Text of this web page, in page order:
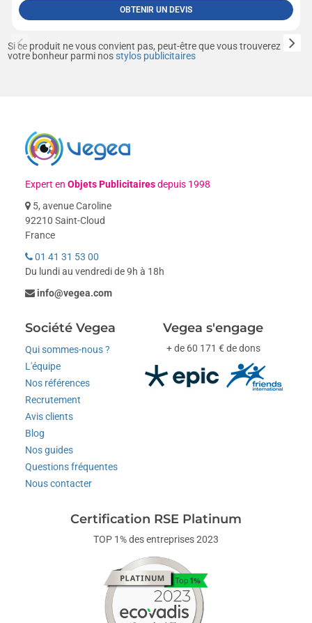
OBTENIR UN DEVIS
Si ce produit ne vous convient pas, peut-être que vous trouverez
votre bonheur parmi nosstylos publicitaires
Expert enObjets Publicitairesdepuis 1998
5, avenue Caroline
92210 Saint-Cloud
France
01 41 31 53 00
Du lundi au vendredi de 9h à 18h
info@vegea.com
Société Vegea
Qui sommes-nous ?
L'équipe
Nos références
Recrutement
Avis clients
Blog
Nos guides
Questions fréquentes
Nous contacter
Vegea s'engage
+ de 60 171 € de dons
Certification RSE Platinum
TOP 1% des entreprises 2023